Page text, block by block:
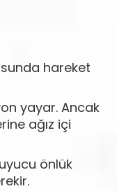
hareket
yayar. Ancak
ağız içi
önlük